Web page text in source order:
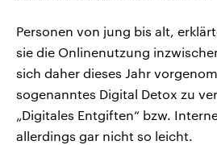
Personen von jung bis alt,
sie die Onlinenutzung
sich daher dieses Jahr
sogenanntes Digital Detox zu
„Digitales Entgiften“ bzw.
allerdings gar nicht so leicht.